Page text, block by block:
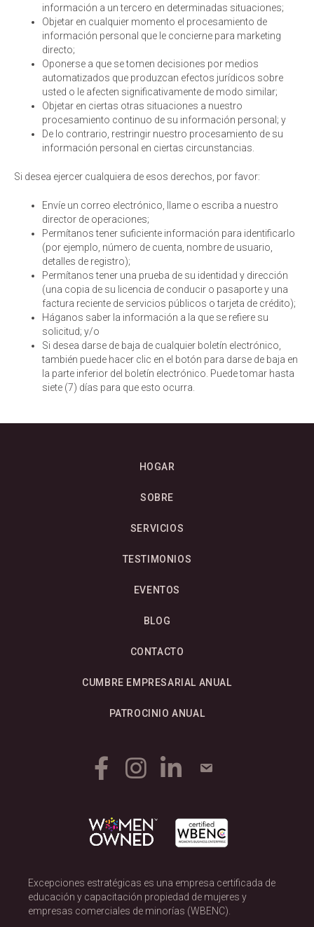
información a un tercero en determinadas situaciones;
Objetar en cualquier momento el procesamiento de
información personal que le concierne para marketing
directo;
Oponerse a que se tomen decisiones por medios
automatizados que produzcan efectos jurídicos sobre
usted o le afecten significativamente de modo similar;
Objetar en ciertas otras situaciones a nuestro
procesamiento continuo de su información personal; y
De lo contrario, restringir nuestro procesamiento de su
información personal en ciertas circunstancias.
Si desea ejercer cualquiera de esos derechos, por favor:
Envíe un correo electrónico, llame o escriba a nuestro
director de operaciones;
Permítanos tener suficiente información para identificarlo
(por ejemplo, número de cuenta, nombre de usuario,
detalles de registro);
Permítanos tener una prueba de su identidad y dirección
(una copia de su licencia de conducir o pasaporte y una
factura reciente de servicios públicos o tarjeta de crédito);
Háganos saber la información a la que se refiere su
solicitud; y/o
Si desea darse de baja de cualquier boletín electrónico,
también puede hacer clic en el botón para darse de baja en
la parte inferior del boletín electrónico. Puede tomar hasta
siete (7) días para que esto ocurra.
HOGAR
SOBRE
SERVICIOS
TESTIMONIOS
EVENTOS
BLOG
CONTACTO
CUMBRE EMPRESARIAL ANUAL
PATROCINIO ANUAL
Excepciones estratégicas es una empresa certificada de
educación y capacitación propiedad de mujeres y
empresas comerciales de minorías (WBENC).